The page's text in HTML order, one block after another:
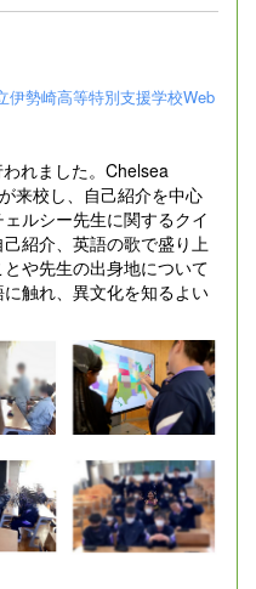
伊勢崎高等特別支援学校Web
れました。Chelsea
来校し、自己紹介を中心
ルシー先生に関するクイ
紹介、英語の歌で盛り上
や先生の出身地について
触れ、異文化を知るよい